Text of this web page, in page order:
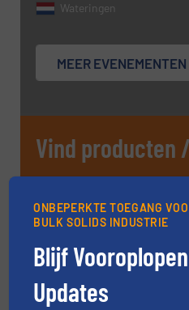
Wateringen
MEER EVENEMENTEN
Vind producten
PRODUCTGIDS
ZOEK BEDRIJF A - Z
ONBEPERKTE TOEGANG
BULK SOLIDS INDUSTRIE
Blijf
Updates